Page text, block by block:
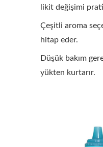
likit değişimi
Çeşitli aroma
hitap eder.
Düşük bakım
yükten kurtarır.